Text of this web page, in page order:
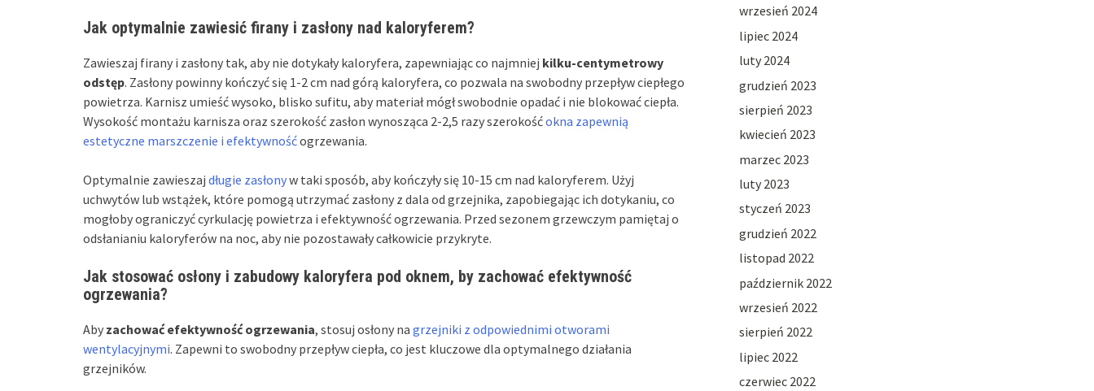
Jak optymalnie zawiesić firany i zasłony nad kaloryferem?
Zawieszaj firany i zasłony tak, aby nie dotykały kaloryfera, zapewniając co najmniej kilku-centymetrowy
odstęp. Zasłony powinny kończyć się 1-2 cm nad górą kaloryfera, co pozwala na swobodny przepływ ciepłego
powietrza. Karnisz umieść wysoko, blisko sufitu, aby materiał mógł swobodnie opadać i nie blokować ciepła.
Wysokość montażu karnisza oraz szerokość zasłon wynosząca 2-2,5 razy szerokośćokna zapewnią
estetyczne marszczenie i efektywnośćogrzewania.
Optymalnie zawieszaj długie zasłonyw taki sposób, aby kończyły się 10-15 cm nad kaloryferem. Użyj
uchwytów lub wstążek, które pomogą utrzymać zasłony z dala od grzejnika, zapobiegając ich dotykaniu, co
mogłoby ograniczyć cyrkulację powietrza i efektywność ogrzewania. Przed sezonem grzewczym pamiętaj o
odsłanianiu kaloryferów na noc, aby nie pozostawały całkowicie przykryte.
Jak stosować osłony i zabudowy kaloryfera pod oknem, by zachować efektywność
ogrzewania?
Aby zachować efektywność ogrzewania, stosuj osłony na grzejniki z odpowiednimi otworami
wentylacyjnymi. Zapewni to swobodny przepływ ciepła, co jest kluczowe dla optymalnego działania
grzejników.
wrzesień 2024
lipiec 2024
luty 2024
grudzień 2023
sierpień 2023
kwiecień 2023
marzec 2023
luty 2023
styczeń 2023
grudzień 2022
listopad 2022
październik 2022
wrzesień 2022
sierpień 2022
lipiec 2022
czerwiec 2022